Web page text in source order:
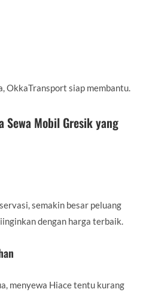
OkkaTransport siap membantu.
Sewa Mobil Gresik yang
semakin besar peluang
dengan harga terbaik.
menyewa Hiace tentu kurang